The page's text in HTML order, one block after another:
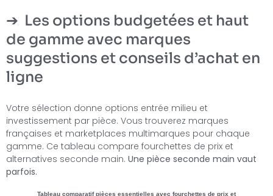
Les options budgetées et haut
de gamme avec marques
suggestions et conseils d’achat en
ligne
Votre sélection donne options entrée milieu et
investissement par pièce. Vous trouverez marques
françaises et marketplaces multimarques pour chaque
gamme. Ce tableau compare fourchettes de prix et
alternatives seconde main. Une pièce seconde main vaut
parfois.
Tableau comparatif pièces essentielles avec fourchettes de prix et